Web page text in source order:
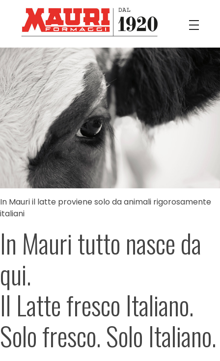
In Mauri il latte proviene solo da animali rigorosamente
italiani
In Mauri tutto nasce da
qui.
Il Latte fresco Italiano.
Solo fresco. Solo Italiano.